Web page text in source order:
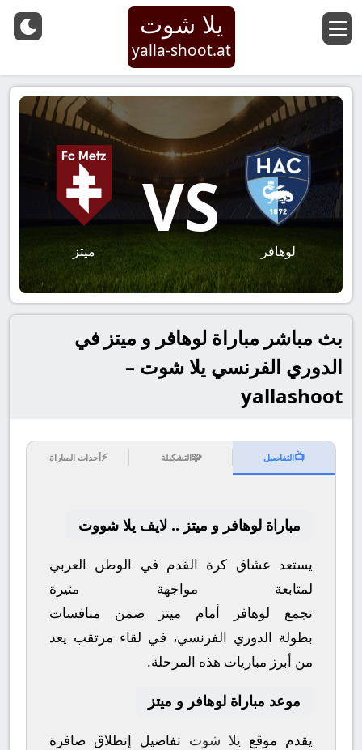
يلا شوت
yalla-shoot.at
لوهافر
VS
ميتز
بث مباشر مباراة لوهافر و ميتز في
الدوري الفرنسي يلا شوت –
yallashoot
📺التفاصيل 🧩التشكيلة ⚡أحداث المباراة
مباراة لوهافر و ميتز .. لايف يلا شووت
يستعد عشاق كرة القدم في الوطن العربي
لمتابعة مواجهة مثيرة
تجمع لوهافر أمام ميتز
ضمن منافسات
بطولة الدوري الفرنسي، في لقاء مرتقب يعد
من أبرز مباريات هذه المرحلة.
موعد مباراة لوهافر و ميتز
يقدم موقع يلا شوت تفاصيل إنطلاق صافرة